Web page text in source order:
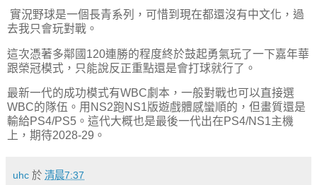
實況野球是一個長青系列，可惜到現在都還沒有中文化，過
去我只會玩對戰。
這次憑著多鄰國120連勝的程度終於鼓起勇氣玩了一下嘉年華
跟榮冠模式，只能說反正重點還是會打球就行了。
最新一代的成功模式有WBC劇本，一般對戰也可以直接選
WBC的隊伍。用NS2跑NS1版遊戲體感蠻順的，但畫質還是
輸給PS4/PS5。這代大概也是最後一代出在PS4/NS1主機
上，期待2028-29。
uhc 於 清晨7:37